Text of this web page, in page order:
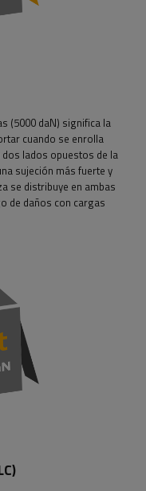
(5000 daN) significa la
cuando se enrolla
lados opuestos de la
sujeción más fuerte y
se distribuye en ambas
de daños con cargas